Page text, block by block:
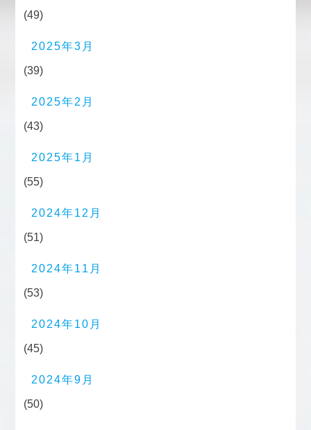
(49)
2025年3月
(39)
2025年2月
(43)
2025年1月
(55)
2024年12月
(51)
2024年11月
(53)
2024年10月
(45)
2024年9月
(50)